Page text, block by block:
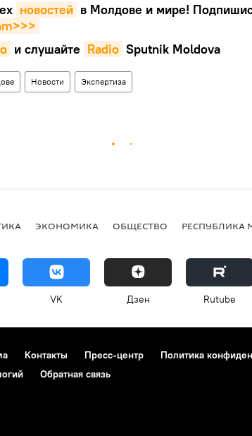
новостей в Молдове и мире!
и слушайте Radio Sputnik Moldova
Новости Экспертиза
ЭКОНОМИКА ОБЩЕСТВО РЕСПУБЛИКА
VK Дзен Rutube
Контакты Пресс-центр Политика
Обратная связь